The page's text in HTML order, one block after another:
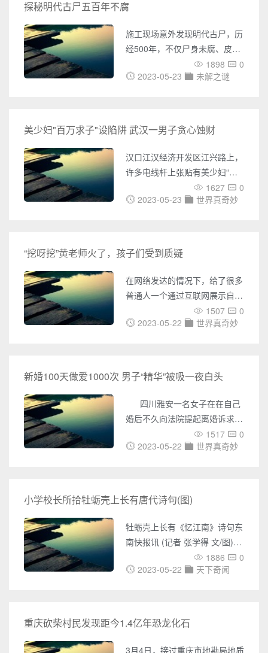
为只要悉心呵护，米莉终会变得
来，尽管胃口很好，
局(DMV)公布了可以上路测试的
29种无人驾驶汽车的型号。谷歌
的25辆无人驾驶汽车——型号为
雷克萨斯RX 450h混合型，取得
了当地的授权牌照。同时，奥迪
2012年，当时加州通过无人驾
前，佛罗
探秘明代古尸五百年不腐
施工现场意外发现明代古尸，历
经500年，不仅尸身未腐、皮肤
湿润、柔软有弹性，而且在酷暑
八月，尸体摸起来居然寒冷如
不腐之身？2000年8月5日，上
海松江区华阳镇的派出所突然接
到一个报警电话，当地农民在平
整土地时无意之中挖出了一具尸
体。当民警赶到现场，棺木已经
被挖土机刨开，一具尸体脸朝下
看，不由得大吃一惊，死者是名
具现代尸体，但奇怪的
1898
0
2023-05-23
未解之谜
美少妇"百万求子"设陷阱 武汉一男子贪心蚀财
汉口江汉经济开发区江兴路上，
许多电线杆上张贴有美少妇“重
金求子”的小广告。汉口的杨先
生轻信小广告，被骗去了2000
广告，事成之后付100万元酬
金，他当时半信半疑，但还是将
电话抄了下来。回家后，就给广
告中的“美少妇”丽丽打电话，对
方称见面同房即付30万元，如果
怀孕生子，就付清余款70万元。
谈细节时，丽丽让他先支付
要做这么大一
1627
0
2023-05-23
世界真奇妙
“挖呀挖”黄老师火了，孩子们受到质疑
在网络发达的情况下，给了很多
普通人一个通过互联网展示自己
成为“网红”和逐步实现财富自由
的机会和平台，“挖呀挖”黄老师
儿园老师是学生接触的第一位正
规教师，学生们年纪很小，这对
幼儿园老师来说确实是一个巨大
的挑战，除了保证多才多艺之
外，关键是要有耐心和爱心，能
以有趣的方式说服孩子，并通过
作，有的人还默默无闻，有的人
有很深的经历，但红后不仅
1507
0
2023-05-22
世界真奇妙
新婚100天做爱1000次 男子“精华”被吸一夜白头
四川雅安一名女子在在自己
婚后不久向法院提起离婚诉求，
不过，离婚的理由却很离奇。据
中国青年报报道，该女子30岁，
吹弹可破。丈夫姓吕，长跑运动
员，现在中学当体育老师。
两人经人介绍，一见钟情迅速结
婚。婚后，两人希望利用假期好
好享受鱼水之欢。丈夫之前只知
舞刀弄棒打熬经骨并无男女经
四次。丈夫觉得自己身体好，也
1517
0
2023-05-22
世界真奇妙
小学校长所拾牡蛎壳上长有唐代诗句(图)
牡蛎壳上长有《忆江南》诗句东
南快报讯 (记者 张学得 文/图)
“日出江花红胜火，春来江水绿
如蓝……”近日，福安市下白石
“长”出白居易所著《忆江南》里
的这一千古名句，令人啧啧称
奇。据彭忠介绍，不久前的一天
1886
0
2023-05-22
天下奇闻
重庆砍柴村民发现距今1.4亿年恐龙化石
3月4日，接过重庆市地勘局地质